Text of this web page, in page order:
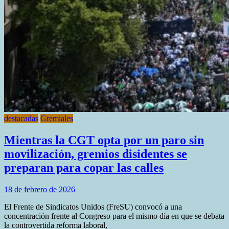
destacadas Gremiales
Mientras la CGT opta por un paro sin
movilización, gremios disidentes se
preparan para copar las calles
18 de febrero de 2026
El Frente de Sindicatos Unidos (FreSU) convocó a una
concentración frente al Congreso para el mismo día en que se debata
la controvertida reforma laboral,